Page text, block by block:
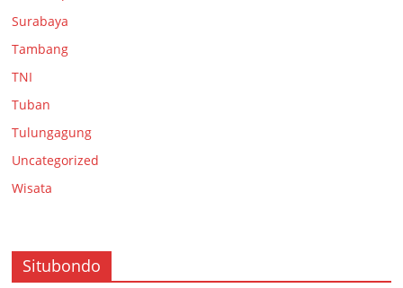
Surabaya
Tambang
TNI
Tuban
Tulungagung
Uncategorized
Wisata
Situbondo